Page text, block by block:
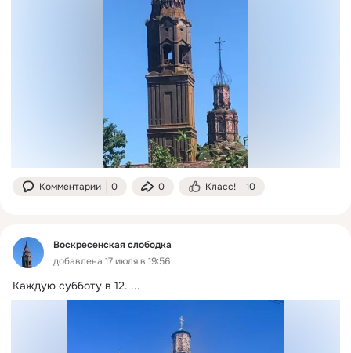
Комментарии 0 0 Класс! 10
Воскресенская слободка
добавлена 17 июля в 19:56
Каждую субботу в 12. ...